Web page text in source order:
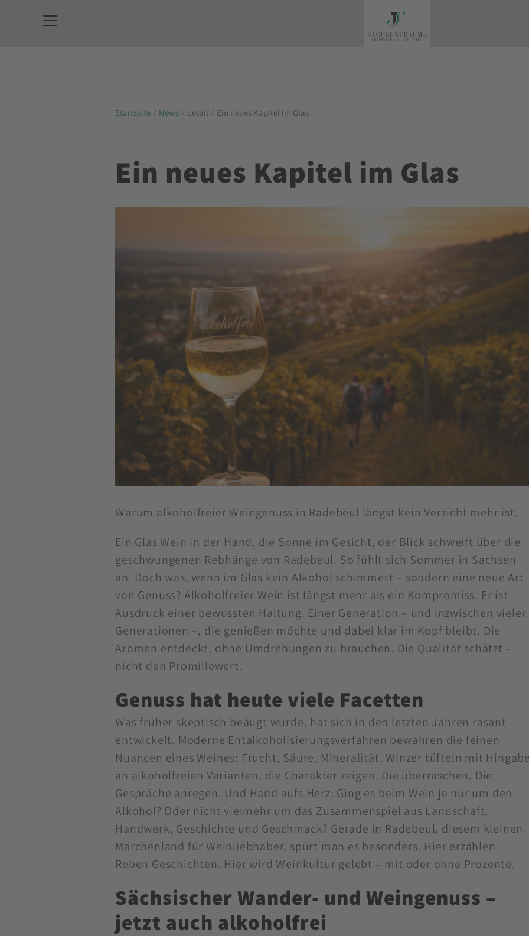
Startseite News detail Ein neues Kapitel im Glas
Ein neues Kapitel im Glas
Warum alkoholfreier Weingenuss in Radebeul längst kein Verzicht mehr ist.
Ein Glas Wein in der Hand, die Sonne im Gesicht, der Blick schweift über die
geschwungenen Rebhänge von Radebeul. So fühlt sich Sommer in Sachsen
an. Doch was, wenn im Glas kein Alkohol schimmert – sondern eine neue Art
von Genuss? Alkoholfreier Wein ist längst mehr als ein Kompromiss. Er ist
Ausdruck einer bewussten Haltung. Einer Generation – und inzwischen vieler
Generationen –, die genießen möchte und dabei klar im Kopf bleibt. Die
Aromen entdeckt, ohne Umdrehungen zu brauchen. Die Qualität schätzt –
nicht den Promillewert.
Genuss hat heute viele Facetten
Was früher skeptisch beäugt wurde, hat sich in den letzten Jahren rasant
entwickelt. Moderne Entalkoholisierungsverfahren bewahren die feinen
Nuancen eines Weines: Frucht, Säure, Mineralität. Winzer tüfteln mit
an alkoholfreien Varianten, die Charakter zeigen. Die überraschen. Die
Gespräche anregen. Und Hand aufs Herz: Ging es beim Wein je nur um den
Alkohol? Oder nicht vielmehr um das Zusammenspiel aus Landschaft,
Handwerk, Geschichte und Geschmack? Gerade in Radebeul, diesem kleinen
Märchenland für Weinliebhaber, spürt man es besonders. Hier erzählen
Reben Geschichten. Hier wird Weinkultur gelebt – mit oder ohne Prozente.
Sächsischer Wander- und Weingenuss –
jetzt auch alkoholfrei